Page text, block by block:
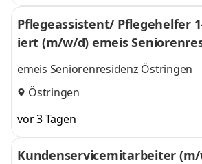
Pflegeassistent/ Pflegehelfer
iert (m/w/d) emeis
emeis Seniorenresidenz Östringen
Östringen
vor 3 Tagen
Kundenservicemitarbeiter